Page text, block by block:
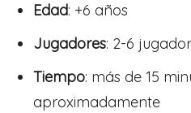
Edad: +6 años
Jugadores: 2-6
Tiempo: más de 15
aproximadamente